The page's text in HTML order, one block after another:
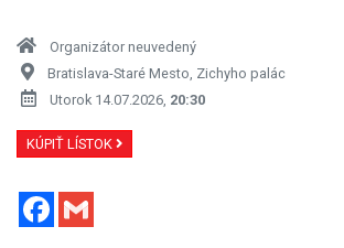
Organizátor neuvedený
Bratislava-Staré Mesto, Zichyho palác
Utorok 14.07.2026, 20:30
KÚPIŤ LÍSTOK
Facebook